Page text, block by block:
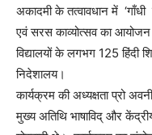
अकादमी के तत्वावधान में ‘गाँधी
एवं सरस काव्योत्सव का आयोजन
विद्यालयों के लगभग 125 हिंदी
निदेशालय।
कार्यक्रम की अध्यक्षता प्रो
मुख्य अतिथि भाषाविद् और